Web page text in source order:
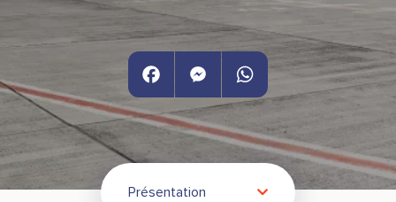
FacebookMessenger
Présentation